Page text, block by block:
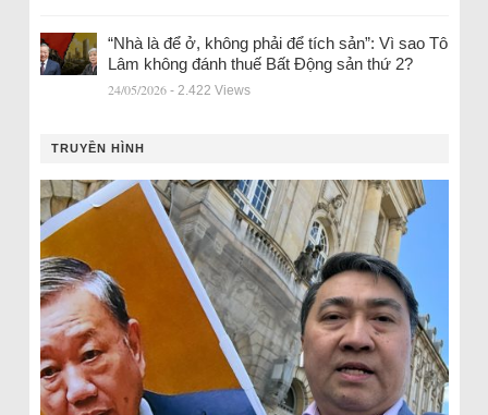
“Nhà là để ở, không phải để tích sản”: Vì sao Tô
Lâm không đánh thuế Bất Động sản thứ 2?
24/05/2026 - 2.422 Views
TRUYỀN HÌNH